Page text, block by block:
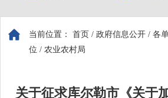
当前位置： 首页 / 政府信息公开 / 各
位 / 农业农村局
关于征求库尔勒市《关于